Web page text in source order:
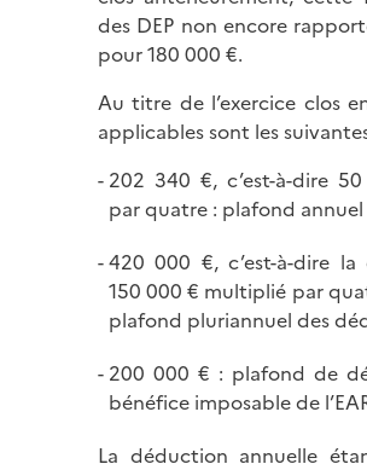
des DEP non encore
pour 180 000 €.
Au titre de l’exercice clos
applicables sont les
202 340 €, c’est-à-dire
par quatre : plafond
420 000 €, c’est-à-dire
150 000 € multiplié par
plafond pluriannuel des
200 000 € : plafond de
bénéfice imposable de
La déduction annuelle